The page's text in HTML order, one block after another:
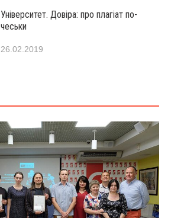
Університет. Довіра: про плагіат по-
чеськи
26.02.2019